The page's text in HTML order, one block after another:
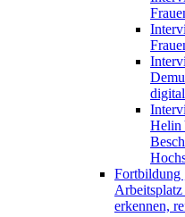
Helin
Fortbildung
erkennen,